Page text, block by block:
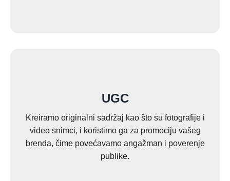
UGC
Kreiramo originalni sadržaj kao što su fotografije i
video snimci, i koristimo ga za promociju vašeg
brenda, čime povećavamo angažman i poverenje
publike.